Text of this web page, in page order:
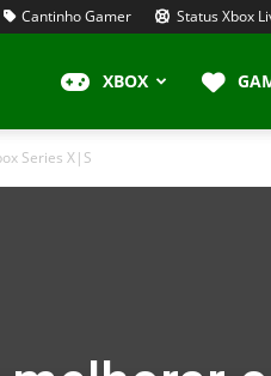
Cantinho Gamer Status Xbox
XBOX
Series X|S